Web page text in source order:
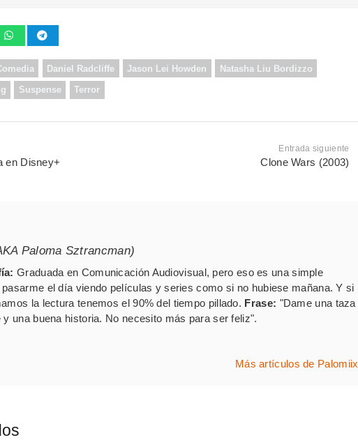
Daniel Radcliffe Jason Lei Howden Natasha Liu Bordizzo
Suspense Terror
en Disney+
Entrada siguiente
Clone Wars (2003)
Paloma Sztrancman)
Graduada en Comunicación Audiovisual, pero eso es una simple
el día viendo películas y series como si no hubiese mañana. Y si
la lectura tenemos el 90% del tiempo pillado. Frase: "Dame una taza
y una buena historia. No necesito más para ser feliz".
Más artículos de Palomiix